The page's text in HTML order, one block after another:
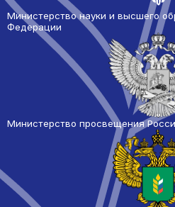
Министерство науки и высшего
Федерации
Министерство просвещения